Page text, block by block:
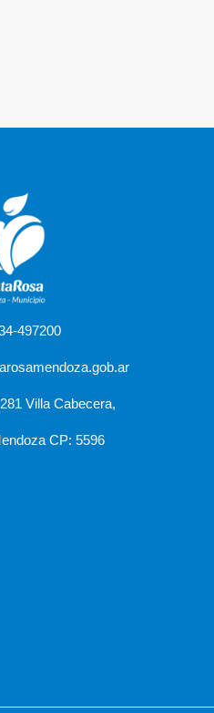
497200
Villa Cabecera,
CP: 5596